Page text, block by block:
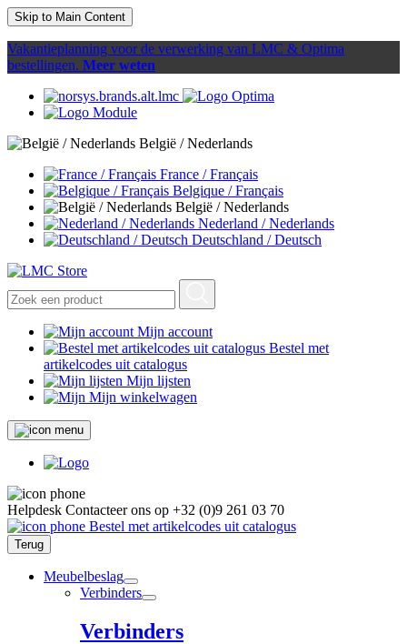
Skip to Main Content
Vakantieplanning voor de verwerking van LMC & Optima
bestellingen. Meer weten
België / Nederlands
France / Français
Belgique / Français
België / Nederlands
Nederland / Nederlands
Deutschland / Deutsch
Mijn account
Bestel met
artikelcodes uit catalogus
Mijn lijsten
Mijn winkelwagen
Helpdesk Contacteer ons op +32 (0)9 261 03 70
Bestel met artikelcodes uit catalogus
Terug
Meubelbeslag
Verbinders
Verbinders